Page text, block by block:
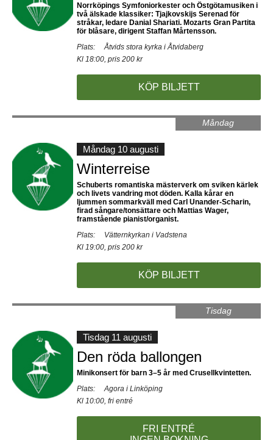
Norrköpings Symfoniorkester och Östgötamusiken i
två älskade klassiker: Tjajkovskijs Serenad för
stråkar, ledare Danial Shariati. Mozarts Gran Partita
för blåsare, dirigent Staffan Mårtensson.
Plats:
Åtvids stora kyrka i Åtvidaberg
Kl 18:00, pris 200 kr
KÖP BILJETT
Måndag
Måndag 10 augusti
Winterreise
Schuberts romantiska mästerverk om sviken kärlek
och livets vandring mot döden. Kalla kårar en
ljummen sommarkväll med Carl Unander-Scharin,
firad sångare/tonsättare och Mattias Wager,
framstående pianist/organist.
Plats:
Vätternkyrkan i Vadstena
Kl 19:00, pris 200 kr
KÖP BILJETT
Tisdag
Tisdag 11 augusti
Den röda ballongen
Minikonsert för barn 3–5 år med Crusellkvintetten.
Plats:
Agora i Linköping
Kl 10:00, fri entré
FRI ENTRÉ